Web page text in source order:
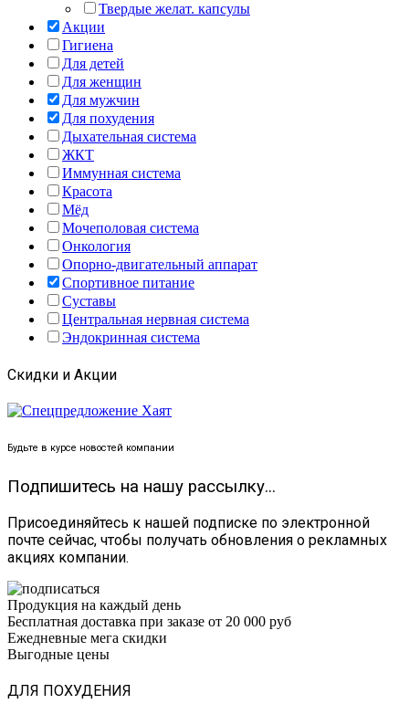
Твердые желат. капсулы
Акции
Гигиена
Для детей
Для женщин
Для мужчин
Для похудения
Дыхательная система
ЖКТ
Иммунная система
Красота
Мёд
Мочеполовая система
Онкология
Опорно-двигательный аппарат
Спортивное питание
Суставы
Центральная нервная система
Эндокринная система
Скидки и Акции
Будьте в курсе новостей компании
Подпишитесь на нашу рассылку...
Присоединяйтесь к нашей подписке по электронной
почте сейчас, чтобы получать обновления о рекламных
акциях компании.
Продукция на каждый день
Бесплатная доставка при заказе от 20 000 руб
Ежедневные мега скидки
Выгодные цены
ДЛЯ ПОХУДЕНИЯ